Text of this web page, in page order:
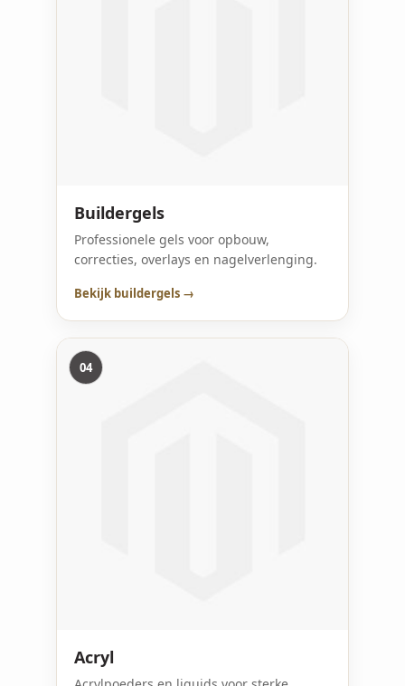
Buildergels
Professionele gels voor opbouw,
correcties, overlays en nagelverlenging.
Bekijk buildergels →
04
Acryl